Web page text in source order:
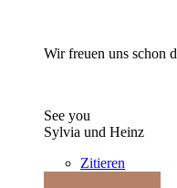
Wir freuen uns schon
See you
Sylvia und Heinz
Zitieren